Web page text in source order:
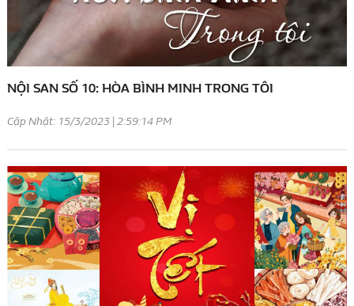
NỘI SAN SỐ 10: HÒA BÌNH MINH TRONG TÔI
Cập Nhật: 15/3/2023 | 2:59:14 PM